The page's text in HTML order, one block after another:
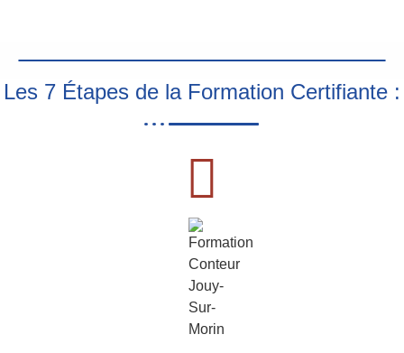
Les 7 Étapes de la Formation Certifiante :